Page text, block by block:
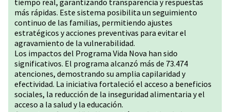
tiempo real, garantizando transparencia y respuestas
más rápidas. Este sistema posibilita un seguimiento
continuo de las familias, permitiendo ajustes
estratégicos y acciones preventivas para evitar el
agravamiento de la vulnerabilidad.
Los impactos del Programa Vida Nova han sido
significativos. El programa alcanzó más de 73.474
atenciones, demostrando su amplia capilaridad y
efectividad. La iniciativa fortaleció el acceso a beneficios
sociales, la reducción de la inseguridad alimentaria y el
acceso a la salud y la educación.